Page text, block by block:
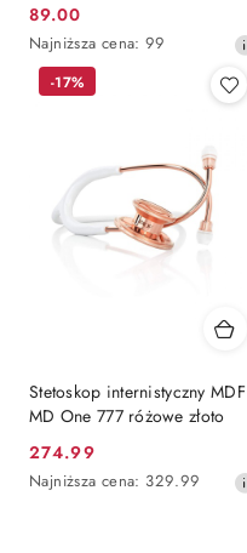
Cena
promocyjna:
89.00
Najniższa
cena
obniżką
Najniższa cena: 99
Stetoskop internistyczny MDF
MD One 777 różowe złoto
Cena
promocyjna:
274.99
Najniższa
Najniższa cena: 329.99
-17%